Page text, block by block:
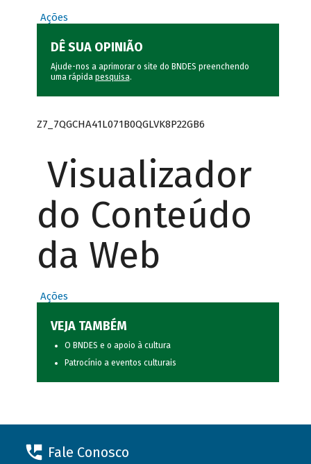
Ações
DÊ SUA OPINIÃO
Ajude-nos a aprimorar o site do BNDES preenchendo
uma rápida pesquisa.
Z7_7QGCHA41L071B0QGLVK8P22GB6
Visualizador
do Conteúdo
da Web
Ações
VEJA TAMBÉM
O BNDES e o apoio à cultura
Patrocínio a eventos culturais
Fale Conosco